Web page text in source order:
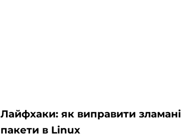
Лайфхаки: як виправити зламані
пакети в Linux